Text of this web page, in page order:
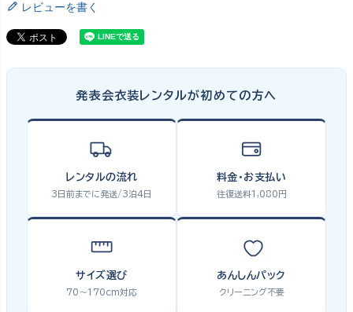
レビューを書く
発表会衣装レンタルが初めての方へ
レンタルの流れ
3日前までに発送/3泊4日
料金・お支払い
往復送料1,080円
サイズ選び
70〜170cm対応
あんしんパック
クリーニング不要